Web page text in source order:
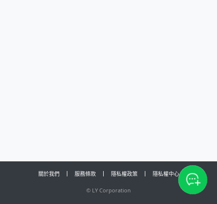
關於我們 服務條款 隱私權政策 隱私權中心
© LY Corporation